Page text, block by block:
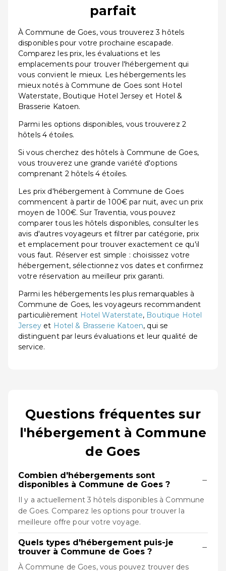
parfait
À Commune de Goes, vous trouverez 3 hôtels
disponibles pour votre prochaine escapade.
Comparez les prix, les évaluations et les
emplacements pour trouver l'hébergement qui
vous convient le mieux. Les hébergements les
mieux notés à Commune de Goes sont Hotel
Waterstate, Boutique Hotel Jersey et Hotel &
Brasserie Katoen.
Parmi les options disponibles, vous trouverez 2
hôtels 4 étoiles.
Si vous cherchez des hôtels à Commune de Goes,
vous trouverez une grande variété d'options
comprenant 2 hôtels 4 étoiles.
Les prix d'hébergement à Commune de Goes
commencent à partir de 100€ par nuit, avec un prix
moyen de 100€. Sur Traventia, vous pouvez
comparer tous les hôtels disponibles, consulter les
avis d'autres voyageurs et filtrer par catégorie, prix
et emplacement pour trouver exactement ce qu'il
vous faut. Réserver est simple : choisissez votre
hébergement, sélectionnez vos dates et confirmez
votre réservation au meilleur prix garanti.
Parmi les hébergements les plus remarquables à
Commune de Goes, les voyageurs recommandent
particulièrement Hotel Waterstate, Boutique Hotel
Jerseyet Hotel & Brasserie Katoen, qui se
distinguent par leurs évaluations et leur qualité de
service.
Questions fréquentes sur
l'hébergement à Commune
de Goes
Combien d'hébergements sont
disponibles à Commune de Goes ?
−
Il y a actuellement 3 hôtels disponibles à Commune
de Goes. Comparez les options pour trouver la
meilleure offre pour votre voyage.
Quels types d'hébergement puis-je
trouver à Commune de Goes ?
−
À Commune de Goes, vous pouvez trouver des